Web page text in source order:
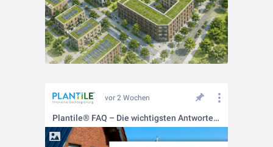
vor 2 Wochen
Plantile® FAQ – Die wichtigsten Antworten zur Dachbegrünung